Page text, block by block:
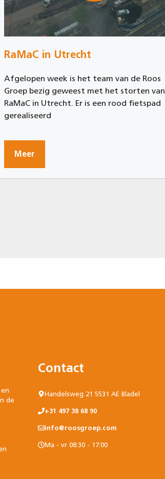
RaMaC in Utrecht
Afgelopen week is het team van de Roos
Groep bezig geweest met het storten van
RaMaC in Utrecht. Er is een rood fietspad
gerealiseerd
Meer
de
Contact
Handelsweg 21 5531 AE Bladel
+31 497 38 68 90
info@roosgroep.com
Ma - vr 08:30 - 17:00